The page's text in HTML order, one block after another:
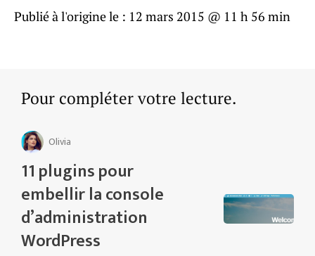
Publié à l'origine le : 12 mars 2015 @ 11 h 56 min
Pour compléter votre lecture.
Olivia
11 plugins pour
embellir la console
d’administration
WordPress